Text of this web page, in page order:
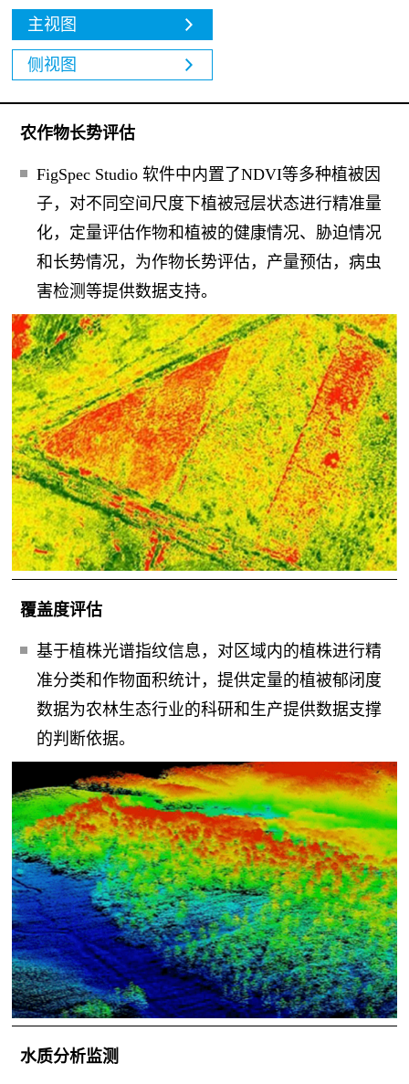
主视图
侧视图
农作物长势评估
FigSpec Studio 软件中内置了NDVI等多种植被因
子，对不同空间尺度下植被冠层状态进行精准量
化，定量评估作物和植被的健康情况、胁迫情况
和长势情况，为作物长势评估，产量预估，病虫
害检测等提供数据支持。
覆盖度评估
基于植株光谱指纹信息，对区域内的植株进行精
准分类和作物面积统计，提供定量的植被郁闭度
数据为农林生态行业的科研和生产提供数据支撑
的判断依据。
水质分析监测